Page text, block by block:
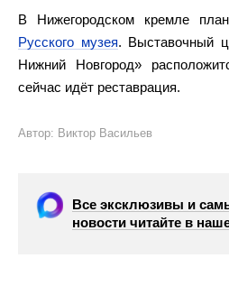
В Нижегородском кремле
Русского музея. Выставочный
Нижний Новгород»
сейчас идёт реставрация.
Автор: Виктор Васильев
Все эксклюзивы и
новости читайте в